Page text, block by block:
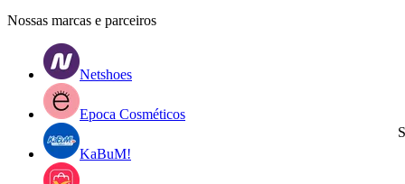
Nossas marcas e parceiros
Netshoes
Epoca Cosméticos
KaBuM!